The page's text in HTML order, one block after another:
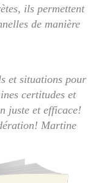
ils permettent
de manière
et situations pour
certitudes et
juste et efficace!
Martine